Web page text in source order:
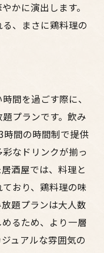
かに演出します。
、まさに鶏料理の
間を過ごす際に、
プランです。飲み
間の時間制で提供
なドリンクが揃っ
酒屋では、料理と
おり、鶏料理の味
題プランは大人数
るため、より一層
ュアルな雰囲気の